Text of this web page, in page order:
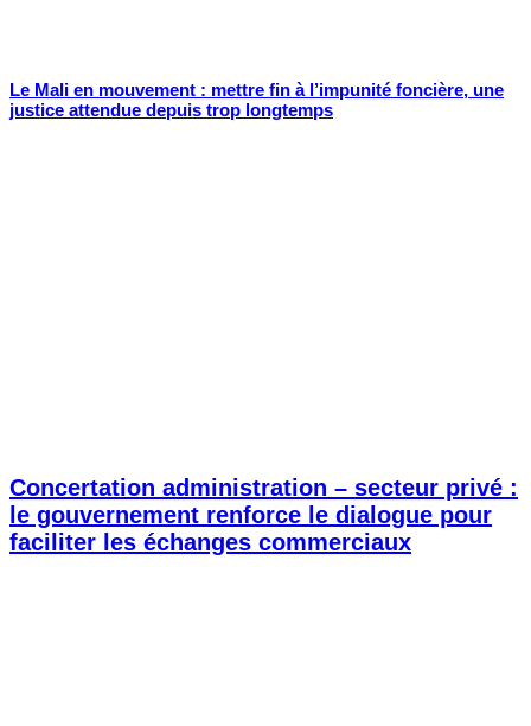
Le Mali en mouvement : mettre fin à l’impunité foncière, une
justice attendue depuis trop longtemps
Concertation administration – secteur privé :
le gouvernement renforce le dialogue pour
faciliter les échanges commerciaux